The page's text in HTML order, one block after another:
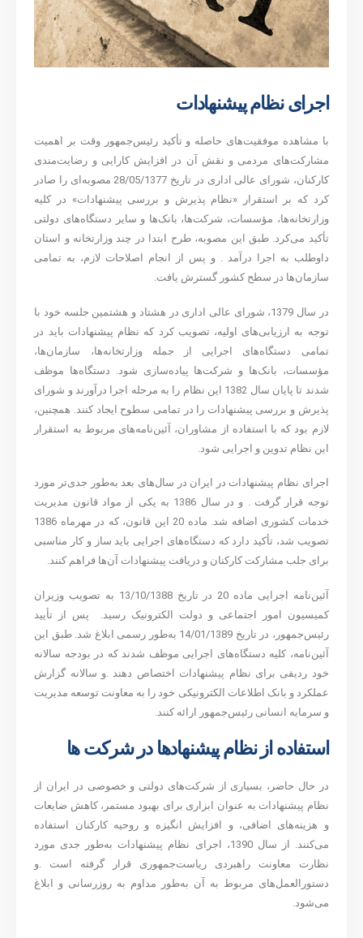
اجرای نظام پیشنهادات
با مشاهده موفقیت‌های حاصله و تأکید رئیس‌جمهور وقت بر اهمیت
مشارکت‌های مردمی و نقش آن در افزایش کارایی و رضایت‌مندی
کارکنان، شورای عالی اداری در تاریخ 28/05/1377 مصوبه‌ای را صادر
کرد که بر استقرار «نظام پذیرش و بررسی پیشنهادات» در کلیه
وزارتخانه‌ها، مؤسسات، شرکت‌ها، بانک‌ها و سایر دستگاه‌های دولتی
تأکید می‌کرد. طبق این مصوبه، طرح ابتدا در چند وزارتخانه و استان
داوطلب به اجرا درآمد . و پس از انجام اصلاحات لازم، به تمامی
سازمان‌ها در سطح کشور گسترش یافت.
در سال 1379، شورای عالی اداری در هشتاد و هشتمین جلسه خود با
توجه به ارزیابی‌های اولیه، تصویب کرد که نظام پیشنهادات باید در
تمامی دستگاه‌های اجرایی از جمله وزارتخانه‌ها، سازمان‌ها،
مؤسسات، بانک‌ها و شرکت‌ها پیاده‌سازی شود. دستگاه‌ها موظف
شدند تا پایان سال 1382 این نظام را به مرحله اجرا درآورند و شورای
پذیرش و بررسی پیشنهادات را در تمامی سطوح ایجاد کنند. همچنین،
لازم بود که با استفاده از مشاوران، آئین‌نامه‌های مربوط به استقرار
این نظام تدوین و اجرایی شود.
اجرای نظام پیشنهادات در ایران در سال‌های بعد به‌طور جدی‌تر مورد
توجه قرار گرفت . و در سال 1386 به یکی از مواد قانون مدیریت
خدمات کشوری اضافه شد. ماده 20 این قانون، که در مهرماه 1386
تصویب شد، تأکید دارد که دستگاه‌های اجرایی باید ساز و کار مناسبی
برای جلب مشارکت کارکنان و دریافت پیشنهادات آن‌ها فراهم کنند.
آئین‌نامه اجرایی ماده 20 در تاریخ 13/10/1388 به تصویب وزیران
کمیسیون امور اجتماعی و دولت الکترونیک رسید. پس از تأیید
رئیس‌جمهور، در تاریخ 14/01/1389 به‌طور رسمی ابلاغ شد. طبق این
آئین‌نامه، کلیه دستگاه‌های اجرایی موظف شدند که در بودجه سالانه
خود ردیفی برای نظام پیشنهادات اختصاص دهند .و سالانه گزارش
عملکرد و بانک اطلاعات الکترونیکی خود را به معاونت توسعه مدیریت
و سرمایه انسانی رئیس‌جمهور ارائه کنند.
استفاده از نظام پیشنهادها در شرکت ها
در حال حاضر، بسیاری از شرکت‌های دولتی و خصوصی در ایران از
نظام پیشنهادات به عنوان ابزاری برای بهبود مستمر، کاهش ضایعات
و هزینه‌های اضافی، و افزایش انگیزه و روحیه کارکنان استفاده
می‌کنند. از سال 1390، اجرای نظام پیشنهادات به‌طور جدی مورد
نظارت معاونت راهبردی ریاست‌جمهوری قرار گرفته است .و
دستورالعمل‌های مربوط به آن به‌طور مداوم به روزرسانی و ابلاغ
می‌شود.